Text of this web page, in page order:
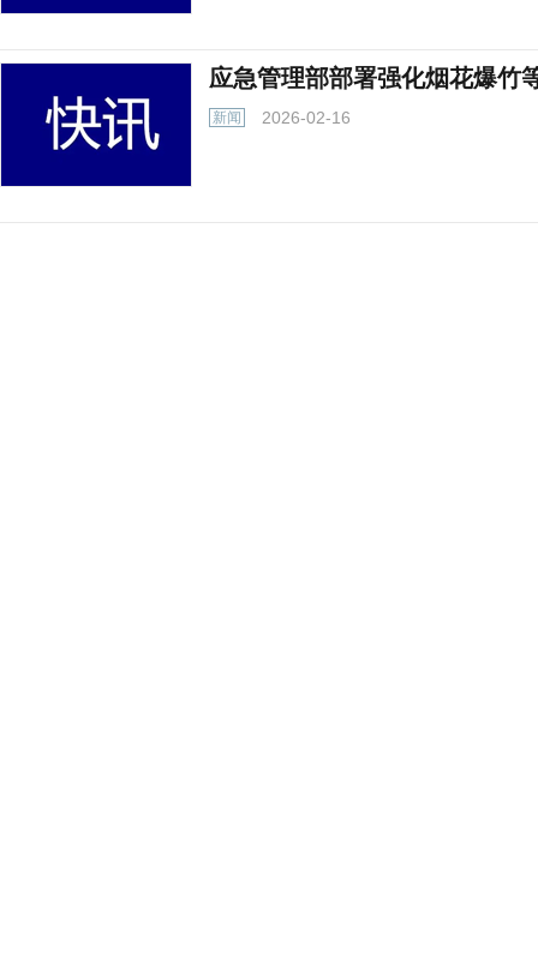
应急管理部部署强化烟花爆竹
新闻 2026-02-16